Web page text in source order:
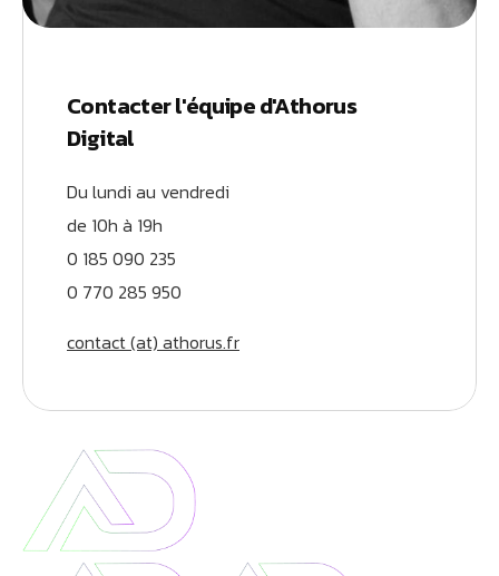
Contacter l'équipe d'Athorus
Digital
Du lundi au vendredi
de 10h à 19h
0 185 090 235
0 770 285 950
contact (at) athorus.fr